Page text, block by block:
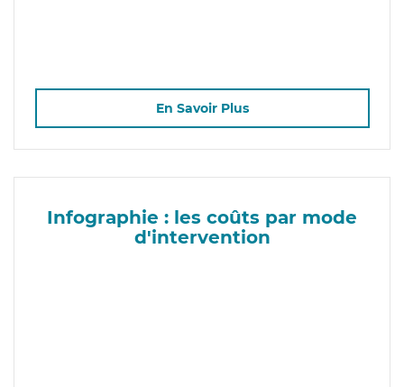
En Savoir Plus
Infographie : les coûts par mode
d'intervention